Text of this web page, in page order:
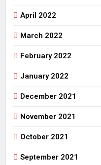
April 2022
March 2022
February 2022
January 2022
December 2021
November 2021
October 2021
September 2021